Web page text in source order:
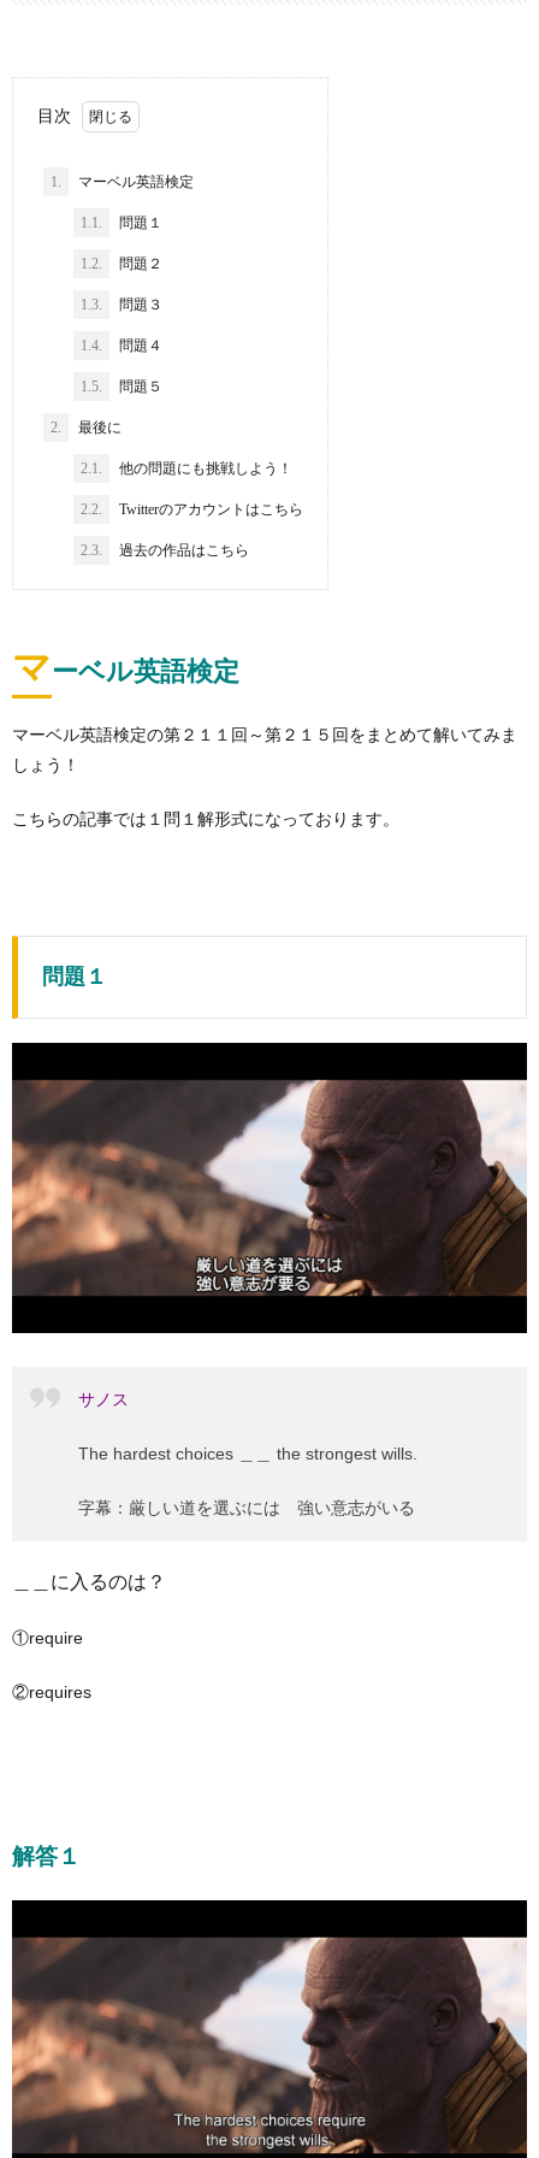
目次
1. マーベル英語検定
1.1. 問題１
1.2. 問題２
1.3. 問題３
1.4. 問題４
1.5. 問題５
2. 最後に
2.1. 他の問題にも挑戦しよう！
2.2. Twitterのアカウントはこちら
2.3. 過去の作品はこちら
マーベル英語検定
マーベル英語検定の第２１１回～第２１５回をまとめて解いてみま
しょう！
こちらの記事では１問１解形式になっております。
問題１
サノス
The hardest choices ＿＿ the strongest wills.
字幕：厳しい道を選ぶには 強い意志がいる
＿＿に入るのは？
①require
②requires
解答１